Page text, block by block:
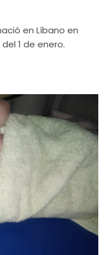
en Líbano en
1 de enero.